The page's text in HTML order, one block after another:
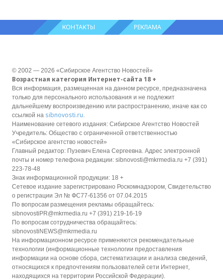
КОНТАКТЫ РЕКЛАМА
© 2002 — 2026 «Сибирское Агентство Новостей»
Возрастная категория Интернет-сайта 18 +
Вся информация, размещенная на данном ресурсе, предназначена
только для персонального использования и не подлежит
дальнейшему воспроизведению или распространению, иначе как со
ссылкой на sibnovosti.ru.
Наименование сетевого издания: Сибирское Агентство Новостей
Учредитель: Общество с ограниченной ответственностью
«Сибирское агентство новостей»
Главный редактор: Пузевич Елена Сергеевна. Адрес электронной
почты и номер телефона редакции: sibnovosti@mkrmedia.ru +7 (391)
223-78-48
Знак информационной продукции: 18 +
Сетевое издание зарегистрировано Роскомнадзором, Свидетельство
о регистрации Эл № ФС77-61356 от 07.04.2015
По вопросам размещения рекламы обращайтесь:
sibnovostiPR@mkrmedia.ru +7 (391) 219-16-19
По вопросам сотрудничества обращайтесь:
sibnovostiNEWS@mkrmedia.ru
На информационном ресурсе применяются рекомендательные
технологии (информационные технологии предоставления
информации на основе сбора, систематизации и анализа сведений,
относящихся к предпочтениям пользователей сети Интернет,
находящихся на территории Российской Федерации).